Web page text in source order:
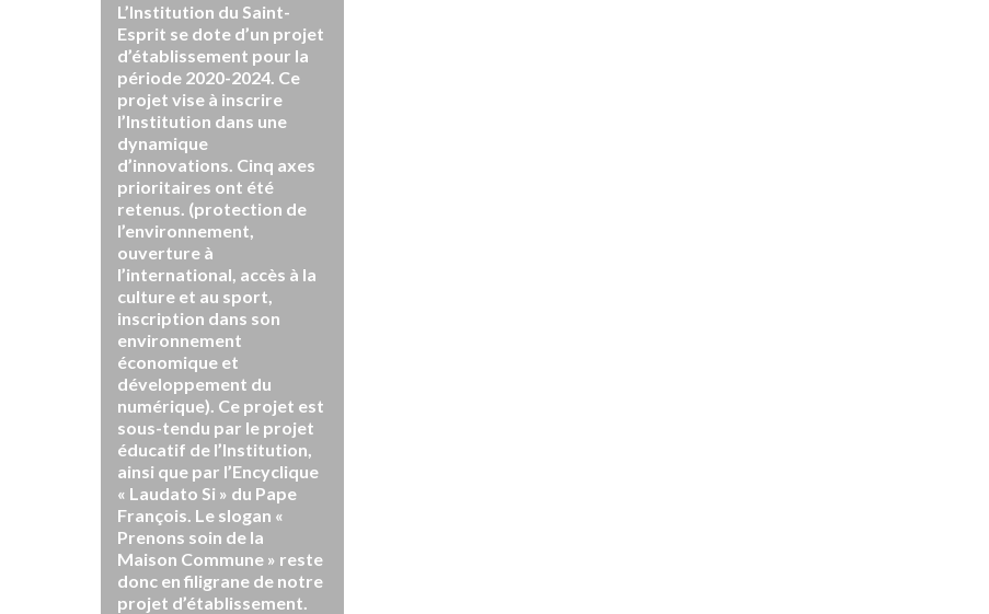
L’Institution du Saint-
Esprit se dote d’un projet
d’établissement pour la
période 2020-2024. Ce
projet vise à inscrire
l’Institution dans une
dynamique
d’innovations. Cinq axes
prioritaires ont été
retenus. (protection de
l’environnement,
ouverture à
l’international, accès à la
culture et au sport,
inscription dans son
environnement
économique et
développement du
numérique). Ce projet est
sous-tendu par le projet
éducatif de l’Institution,
ainsi que par l’Encyclique
« Laudato Si » du Pape
François. Le slogan «
Prenons soin de la
Maison Commune » reste
donc en filigrane de notre
projet d’établissement.